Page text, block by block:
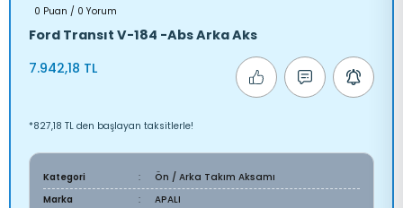
0 Puan / 0 Yorum
Ford Transıt V-184 -Abs Arka Aks
7.942,18 TL
*827,18 TL den başlayan taksitlerle!
Kategori
Ön / Arka Takım Aksamı
Marka
APALI